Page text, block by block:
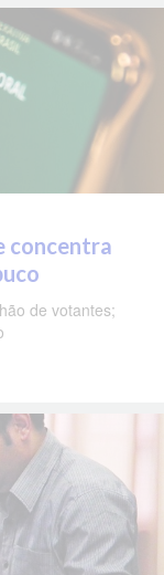
concentra
de votantes;